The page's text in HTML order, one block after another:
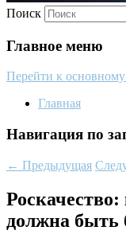
Поиск
Главное меню
Перейти к
Главная
Навигация по
← Предыдущая
Роскачество:
должна быть